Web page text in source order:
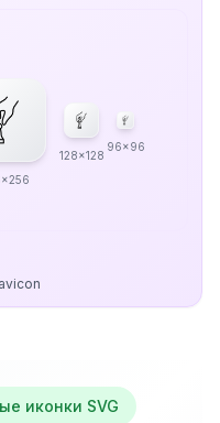
128x128
96x96
иконки SVG